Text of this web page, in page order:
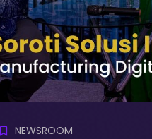
NEWSROOM